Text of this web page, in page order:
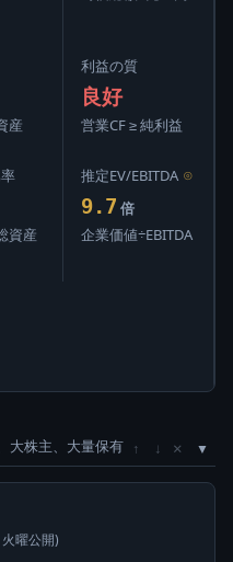
産
利益の質
良好
営業CF ≥ 純利益
資産
推定EV/EBITDA ⊙
9.7 倍
企業価値÷EBITDA
大株主、大量保有 ↑ ↓ ×
曜公開)